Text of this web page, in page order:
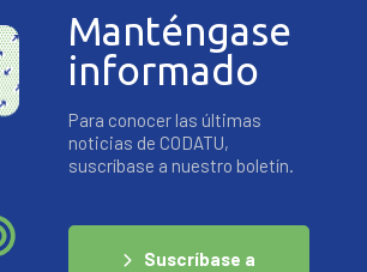
Manténgase
informado
Para conocer las últimas
noticias de CODATU,
suscríbase a nuestro boletín.
Suscríbase a